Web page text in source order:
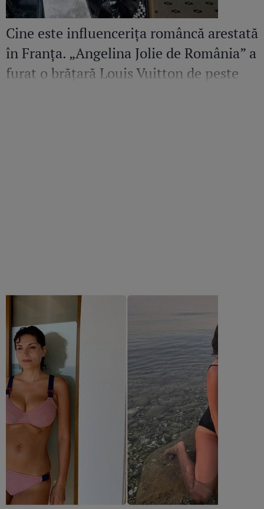
Cine este influencerița româncă arestată
în Franța. „Angelina Jolie de România” a
furat o brățară Louis Vuitton de peste